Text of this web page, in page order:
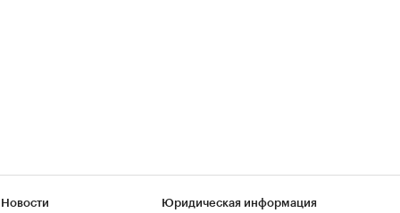
Юридическая информация